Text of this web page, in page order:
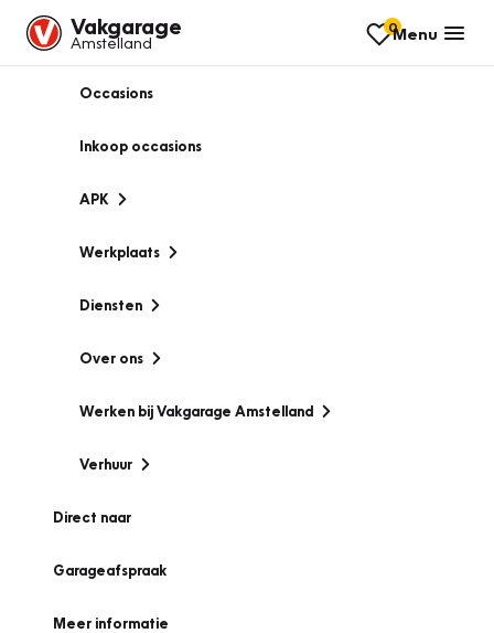
Vakgarage
Amstelland
0Menu
Occasions
Inkoop occasions
APK
Werkplaats
Diensten
Over ons
Werken bij Vakgarage Amstelland
Verhuur
Direct naar
Garageafspraak
Meer informatie